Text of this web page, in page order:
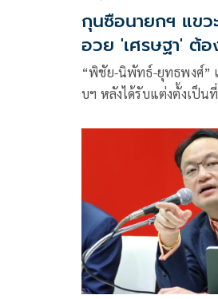
กุนซือนายกฯ แข
อวย 'เศรษฐา' ต้อ
ประเทศหานักลงทุ
“พิชัย-นิพัทธ์-ยุทธพงศ์”
บฯ หลังได้รับแต่งตั้งเป็น